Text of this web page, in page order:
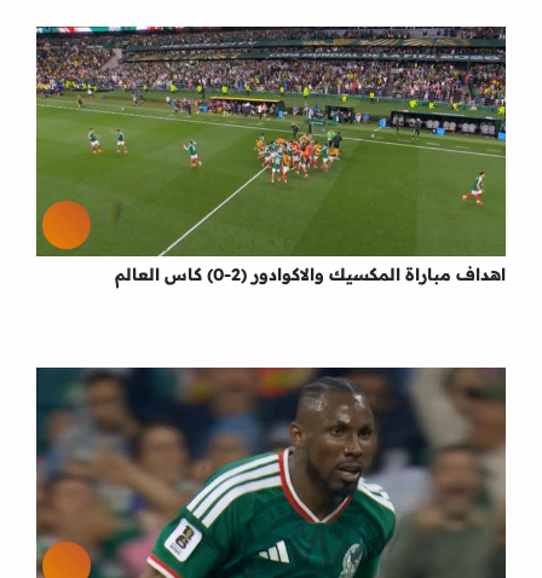
اهداف مباراة المكسيك والاكوادور (2-0) كاس العالم